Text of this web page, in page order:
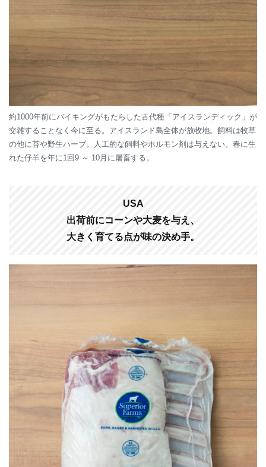
約1000年前にバイキングがもたらした古代種「アイスランディック」が
交雑することなく今に至る。アイスランド島全体が放牧地。飼料は牧草
の他に苔や野生ハーブ。人工的な飼料やホルモン剤は与えない。春に生
れた仔羊を年に1回9 ～ 10月に屠畜する。
USA
出荷前にコーンや大麦を与え、
大きく育てる点が味の決め手。